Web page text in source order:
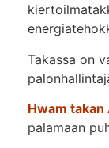
Takassa on
Hwam
palamaan